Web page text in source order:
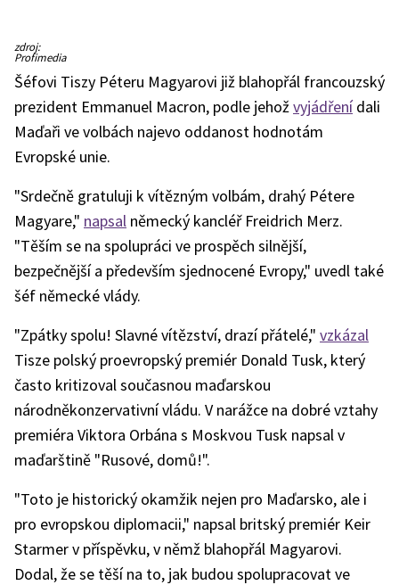
Ursula
von
Leyen
zdroj:
Profimedia
Šéfovi Tiszy Péteru Magyarovi již blahopřál francouzský
prezident Emmanuel Macron, podle jehožvyjádřenídali
Maďaři ve volbách najevo oddanost hodnotám
Evropské unie.
"Srdečně gratuluji k vítězným volbám, drahý Pétere
Magyare," napsal německý kancléř Freidrich Merz.
"Těším se na spolupráci ve prospěch silnější,
bezpečnější a především sjednocené Evropy," uvedl také
šéf německé vlády.
"Zpátky spolu! Slavné vítězství, drazí přátelé," vzkázal
Tisze polský proevropský premiér Donald Tusk, který
často kritizoval současnou maďarskou
národněkonzervativní vládu. V narážce na dobré vztahy
premiéra Viktora Orbána s Moskvou Tusk napsal v
maďarštině "Rusové, domů!".
"Toto je historický okamžik nejen pro Maďarsko, ale i
pro evropskou diplomacii," napsal britský premiér Keir
Starmer v příspěvku, v němž blahopřál Magyarovi.
Dodal, že se těší na to, jak budou spolupracovat ve